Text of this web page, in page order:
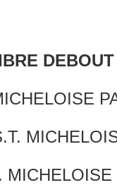
DEBOUT